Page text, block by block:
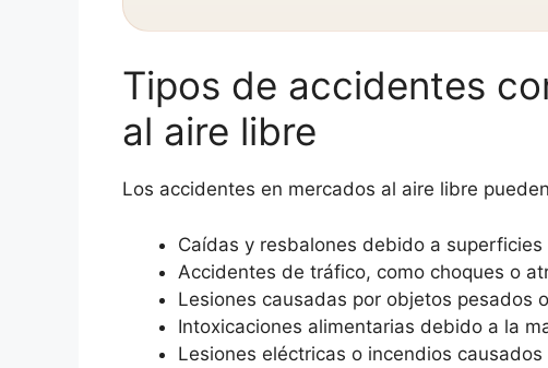
Tipos de accidentes
al aire libre
Los accidentes en mercados al aire libre
Caídas y resbalones debido a
Accidentes de tráfico, como choques o
Lesiones causadas por objetos pesados
Intoxicaciones alimentarias debido a la
Lesiones eléctricas o incendios